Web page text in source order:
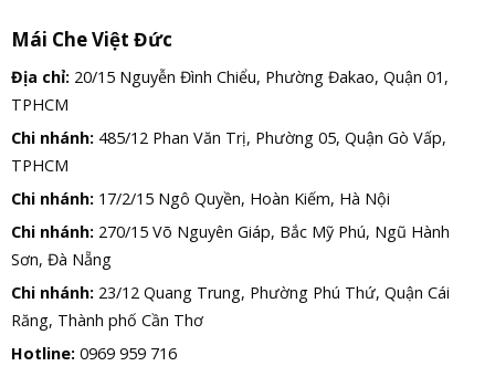
Mái Che Việt Đức
Địa chỉ:20/15 Nguyễn Đình Chiểu, Phường Đakao, Quận 01,
TPHCM
Chi nhánh:485/12 Phan Văn Trị, Phường 05, Quận Gò Vấp,
TPHCM
Chi nhánh:17/2/15 Ngô Quyền, Hoàn Kiếm, Hà Nội
Chi nhánh:270/15 Võ Nguyên Giáp, Bắc Mỹ Phú, Ngũ Hành
Sơn, Đà Nẵng
Chi nhánh:23/12 Quang Trung, Phường Phú Thứ, Quận Cái
Răng, Thành phố Cần Thơ
Hotline:0969 959 716